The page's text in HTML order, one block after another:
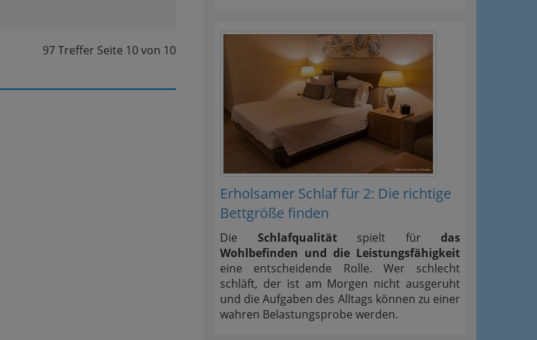
97 Treffer Seite 10von 10
Erholsamer Schlaf für 2: Die richtige
Bettgröße finden
Die Schlafqualitätspielt für das
Wohlbefinden und die Leistungsfähigkeit
eine entscheidende Rolle. Wer schlecht
schläft, der ist am Morgen nicht ausgeruht
und die Aufgaben des Alltags können zu einer
wahren Belastungsprobe werden.